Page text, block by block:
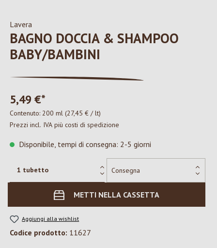
Lavera
BAGNO DOCCIA & SHAMPOO
BABY/BAMBINI
5,49 €*
Contenuto: 200 ml (27,45 € / lt)
Prezzi incl. IVA più costi di spedizione
Disponibile, tempi di consegna: 2-5 giorni
METTI NELLA CASSETTA
Aggiungi alla wishlist
Codice prodotto: 11627